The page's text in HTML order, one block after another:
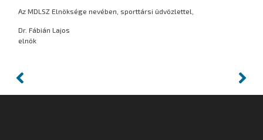
Az MDLSZ Elnöksége nevében, sporttársi üdvözlettel,
Dr. Fábián Lajos
elnök